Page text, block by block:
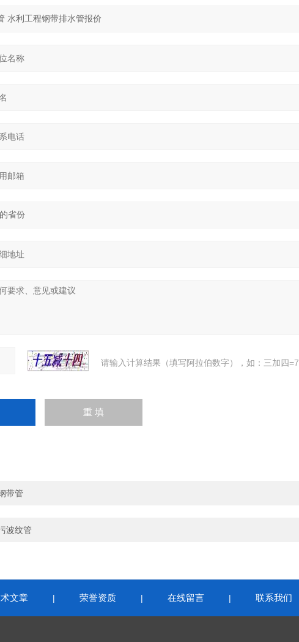
请输入计算结果（填写阿拉伯数字），如：三加四=7
带管
波纹管
文章 | 荣誉资质 | 在线留言 | 联系我们